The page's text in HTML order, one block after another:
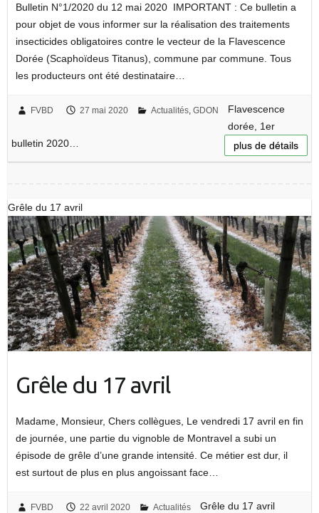
Bulletin N°1/2020 du 12 mai 2020 IMPORTANT : Ce bulletin a
pour objet de vous informer sur la réalisation des traitements
insecticides obligatoires contre le vecteur de la Flavescence
Dorée (Scaphoïdeus Titanus), commune par commune. Tous
les producteurs ont été destinataire…
FVBD 27 mai 2020 Actualités, GDON
Flavescence
dorée, 1er
bulletin 2020…
plus de détails
Grêle du 17 avril
Grêle du 17 avril
Madame, Monsieur, Chers collègues, Le vendredi 17 avril en fin
de journée, une partie du vignoble de Montravel a subi un
épisode de grêle d’une grande intensité. Ce métier est dur, il
est surtout de plus en plus angoissant face…
FVBD 22 avril 2020 Actualités
Grêle du 17 avril